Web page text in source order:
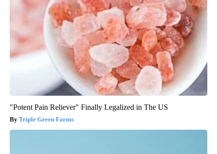
"Potent Pain Reliever" Finally Legalized in The US
Triple Green Farms